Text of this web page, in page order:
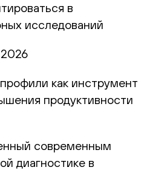
в
исследований
как инструмент
продуктивности
современным
диагностике в